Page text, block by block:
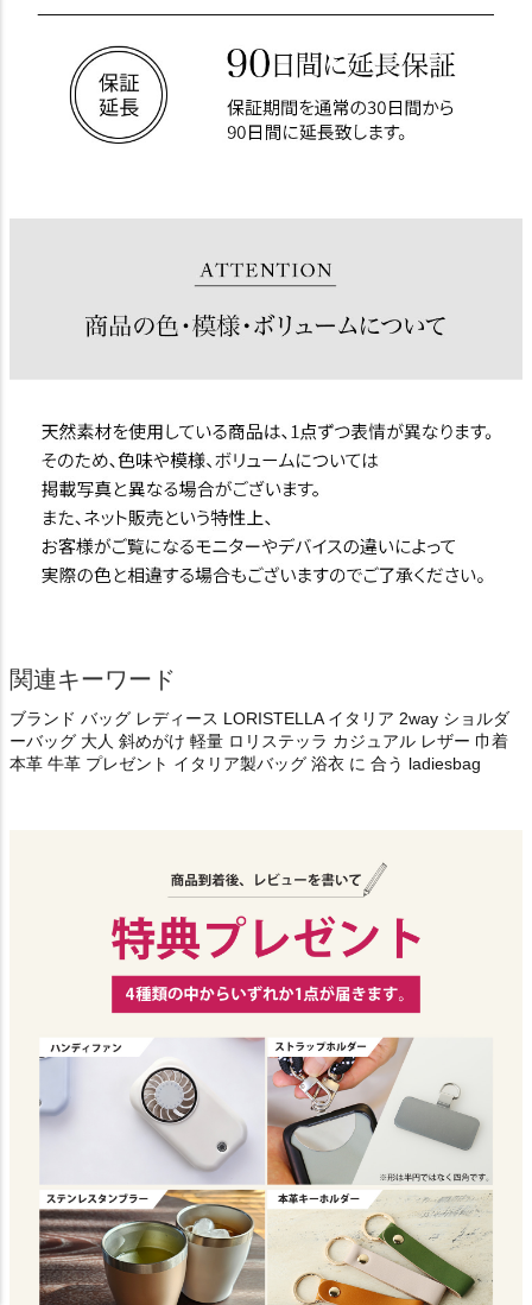
関連キーワード
ブランド バッグ レディース LORISTELLA イタリア 2way ショルダ
ーバッグ 大人 斜めがけ 軽量 ロリステッラ カジュアル レザー 巾着
本革 牛革 プレゼント イタリア製バッグ 浴衣 に 合う ladiesbag